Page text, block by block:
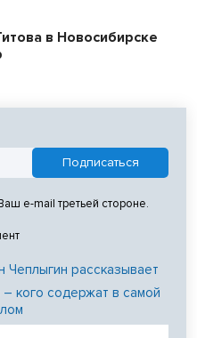
в Новосибирске
e-mail третьей стороне.
Чеплыгин рассказывает
– кого содержат в самой